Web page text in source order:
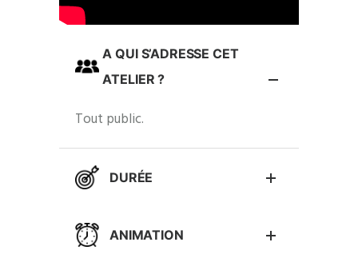
A QUI S’ADRESSE CET
ATELIER ?
Tout public.
DURÉE
ANIMATION